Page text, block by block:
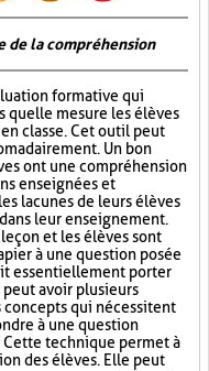
de la compréhension
formative qui
quelle mesure les élèves
classe. Cet outil peut
Un bon
ont une compréhension
enseignées et
lacunes de leurs élèves
leur enseignement.
et les élèves sont
à une question posée
essentiellement porter
avoir plusieurs
qui nécessitent
à une question
Cette technique permet à
des élèves. Elle peut